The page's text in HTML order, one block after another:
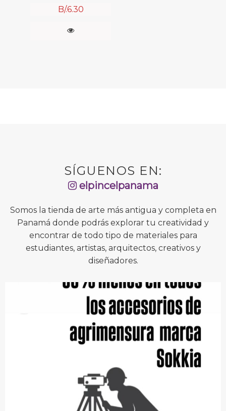
B/.6.30
SÍGUENOS EN:
elpincelpanama
Somos la tienda de arte más antigua y completa en
Panamá donde podrás explorar tu creatividad y
encontrar de todo tipo de materiales para
estudiantes, artistas, arquitectos, creativos y
diseñadores.